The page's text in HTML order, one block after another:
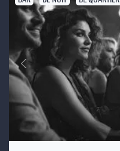
Précédent